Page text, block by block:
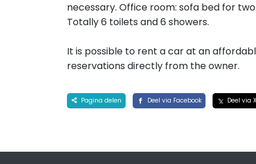
necessary. Office room: sofa bed for
Totally 6 toilets and 6 showers.
It is possible to rent a car at an
reservations directly from the owner.
Pagina delen Deel via Facebook Deel via X